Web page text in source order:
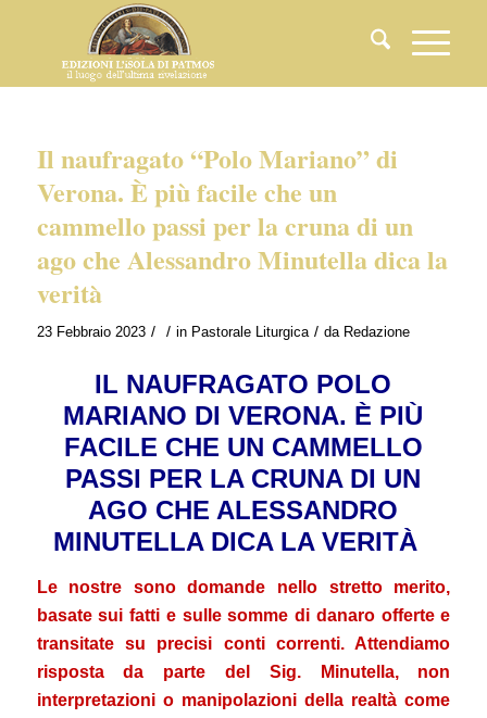
Il naufragato “Polo Mariano” di
Verona. È più facile che un
cammello passi per la cruna di un
ago che Alessandro Minutella dica la
verità
23 Febbraio 2023 / / in Pastorale Liturgica / da Redazione
IL NAUFRAGATO POLO
MARIANO DI VERONA. È PIÙ
FACILE CHE UN CAMMELLO
PASSI PER LA CRUNA DI UN
AGO CHE ALESSANDRO
MINUTELLA DICA LA VERITÀ
Le nostre sono domande nello stretto merito,
basate sui fatti e sulle somme di danaro offerte e
transitate su precisi conti correnti. Attendiamo
risposta da parte del Sig. Minutella, non
interpretazioni o manipolazioni della realtà come